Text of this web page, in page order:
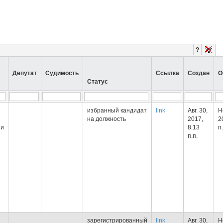
?
Депутат
Судимость
Статус
Ссылка Создан
избранный кандидат
на должность
link
Авг. 30,
2017,
8:13
п.п.
зарегистрированный
link
Авг. 30,